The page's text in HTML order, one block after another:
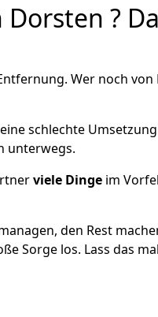
?
Wer noch
schlechte
unterwegs.
viele Dinge im
den Rest
Sorge los. Lass das